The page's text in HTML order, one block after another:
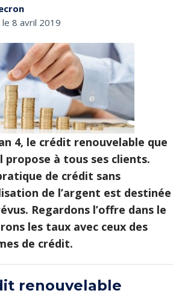
8 avril 2019
4, le crédit renouvelable que
propose à tous ses clients.
de crédit sans
de l’argent est destinée
Regardons l’offre dans le
les taux avec ceux des
de crédit.
renouvelable